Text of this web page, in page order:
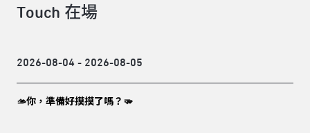
Touch 在場
2026-08-04 - 2026-08-05
🫴你，準備好摸摸了嗎？🫳